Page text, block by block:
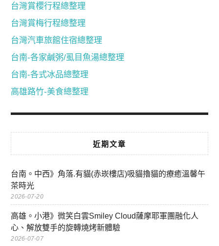
台灣賞櫻行程總整理
台灣賞梅行程總整理
台灣汽車旅館住宿總整理
台南-各家鹹粥/虱目魚湯總整理
台南-各式冰品總整理
高雄路竹-美食總整理
近期文章
台南。中西》角落.有貓(赤崁樓店)吸貓擼貓的療癒溫馨午
茶時光
2026-07-20
高雄。小港》微笑白雲Smiley Cloud薩摩耶軍團融化人
心、解放雙手的旋轉燒烤新體驗
2026-07-07